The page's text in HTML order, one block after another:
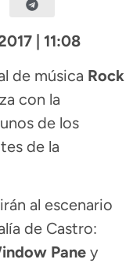
| 11:08
de música Rock
con la
de los
de la
al escenario
de Castro:
Pane y